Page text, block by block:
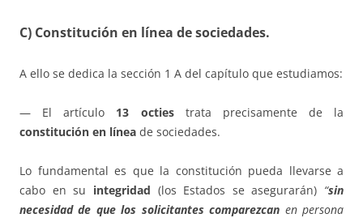
C) Constitución en línea de sociedades.
A ello se dedica la sección 1 A del capítulo que estudiamos:
— El artículo 13 octiestrata precisamente de la
constitución en línea de sociedades.
Lo fundamental es que la constitución pueda llevarse a
cabo en su integridad (los Estados se asegurarán) “sin
necesidad de que los solicitantes comparezcan en persona